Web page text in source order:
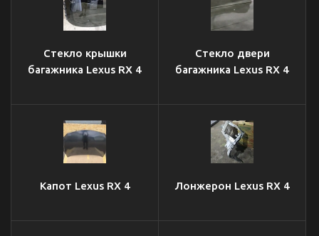
Стекло крышки
багажника Lexus RX 4
Стекло двери
багажника Lexus RX 4
Капот Lexus RX 4 Лонжерон Lexus RX 4